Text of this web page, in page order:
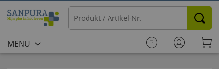
MENU